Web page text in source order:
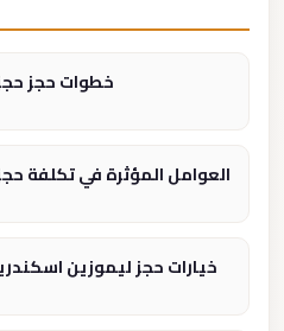
خطوات حجز
العوامل المؤثرة في تكلفة
خيارات حجز ليموزين